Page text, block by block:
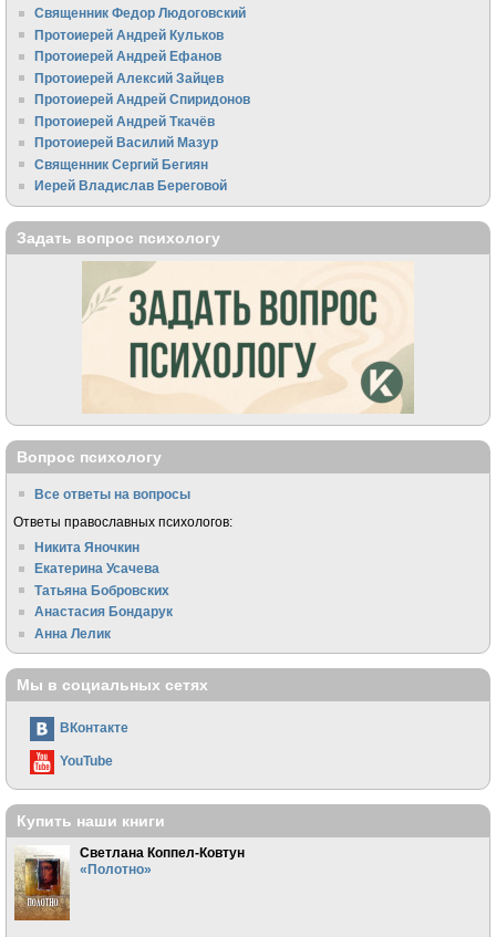
Священник Федор Людоговский
Протоиерей Андрей Кульков
Протоиерей Андрей Ефанов
Протоиерей Алексий Зайцев
Протоиерей Андрей Спиридонов
Протоиерей Андрей Ткачёв
Протоиерей Василий Мазур
Священник Сергий Бегиян
Иерей Владислав Береговой
Задать вопрос психологу
Вопрос психологу
Все ответы на вопросы
Ответы православных психологов:
Никита Яночкин
Екатерина Усачева
Татьяна Бобровских
Анастасия Бондарук
Анна Лелик
Мы в социальных сетях
ВКонтакте
YouTube
Купить наши книги
Светлана Коппел-Ковтун
«Полотно»